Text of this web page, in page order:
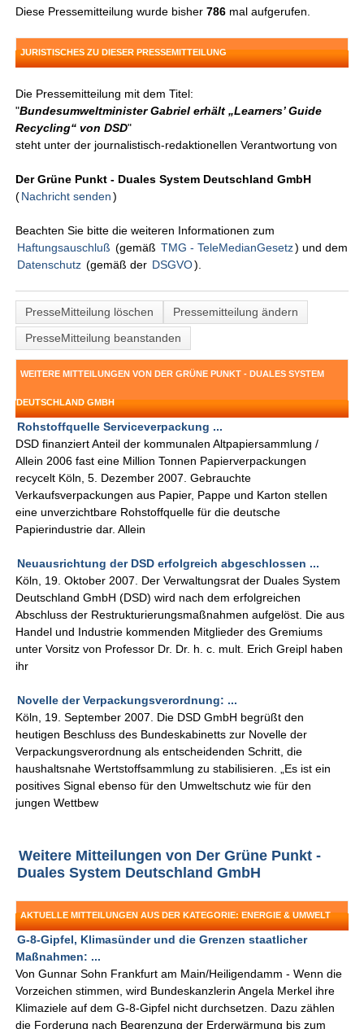
Diese Pressemitteilung wurde bisher786 mal aufgerufen.
JURISTISCHES ZU DIESER PRESSEMITTEILUNG
Die Pressemitteilung mit dem Titel:
"Bundesumweltminister Gabriel erhält „Learners’ Guide
Recycling“ von DSD"
steht unter der journalistisch-redaktionellen Verantwortung von
Der Grüne Punkt - Duales System Deutschland GmbH
(Nachricht senden )
Beachten Sie bitte die weiteren Informationen zum
Haftungsauschluß (gemäß TMG - TeleMedianGesetz) und dem
Datenschutz (gemäß der DSGVO).
PresseMitteilung löschen
Pressemitteilung ändern
PresseMitteilung beanstanden
WEITERE MITTEILUNGEN VON DER GRÜNE PUNKT - DUALES SYSTEM
DEUTSCHLAND GMBH
Rohstoffquelle Serviceverpackung ...
DSD finanziert Anteil der kommunalen Altpapiersammlung /
Allein 2006 fast eine Million Tonnen Papierverpackungen
recycelt Köln, 5. Dezember 2007. Gebrauchte
Verkaufsverpackungen aus Papier, Pappe und Karton stellen
eine unverzichtbare Rohstoffquelle für die deutsche
Papierindustrie dar. Allein
Neuausrichtung der DSD erfolgreich abgeschlossen ...
Köln, 19. Oktober 2007. Der Verwaltungsrat der Duales System
Deutschland GmbH (DSD) wird nach dem erfolgreichen
Abschluss der Restrukturierungsmaßnahmen aufgelöst. Die aus
Handel und Industrie kommenden Mitglieder des Gremiums
unter Vorsitz von Professor Dr. Dr. h. c. mult. Erich Greipl haben
ihr
Novelle der Verpackungsverordnung: ...
Köln, 19. September 2007. Die DSD GmbH begrüßt den
heutigen Beschluss des Bundeskabinetts zur Novelle der
Verpackungsverordnung als entscheidenden Schritt, die
haushaltsnahe Wertstoffsammlung zu stabilisieren. „Es ist ein
positives Signal ebenso für den Umweltschutz wie für den
jungen Wettbew
Weitere Mitteilungen von Der Grüne Punkt -
Duales System Deutschland GmbH
AKTUELLE MITTEILUNGEN AUS DER KATEGORIE: ENERGIE & UMWELT
G-8-Gipfel, Klimasünder und die Grenzen staatlicher
Maßnahmen: ...
Von Gunnar Sohn Frankfurt am Main/Heiligendamm - Wenn die
Vorzeichen stimmen, wird Bundeskanzlerin Angela Merkel ihre
Klimaziele auf dem G-8-Gipfel nicht durchsetzen. Dazu zählen
die Forderung nach Begrenzung der Erderwärmung bis zum